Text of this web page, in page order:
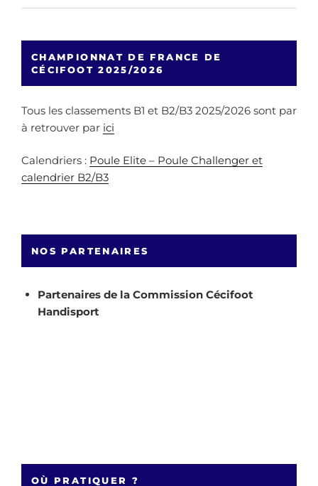
CHAMPIONNAT DE FRANCE DE
CÉCIFOOT 2025/2026
Tous les classements B1 et B2/B3 2025/2026 sont par
à retrouver par ici
Calendriers : Poule Elite – Poule Challenger et
calendrier B2/B3
NOS PARTENAIRES
Partenaires de la Commission Cécifoot
Handisport
OÙ PRATIQUER ?